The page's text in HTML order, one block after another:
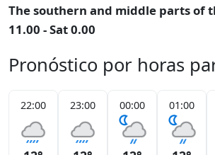
The southern and middle parts of
11.00 - Sat 0.00
Pronóstico por horas
22:00 23:00 00:00 01:00